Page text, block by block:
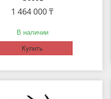
1 464 000 ₸
В наличии
Купить